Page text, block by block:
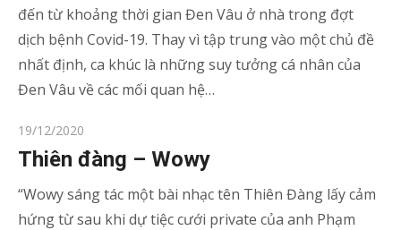
đến từ khoảng thời gian Đen Vâu ở nhà trong đợt
dịch bệnh Covid-19. Thay vì tập trung vào một chủ đề
nhất định, ca khúc là những suy tưởng cá nhân của
Đen Vâu về các mối quan hệ…
Posted
on
19/12/2020
Thiên đàng – Wowy
“Wowy sáng tác một bài nhạc tên Thiên Đàng lấy cảm
hứng từ sau khi dự tiệc cưới private của anh Phạm